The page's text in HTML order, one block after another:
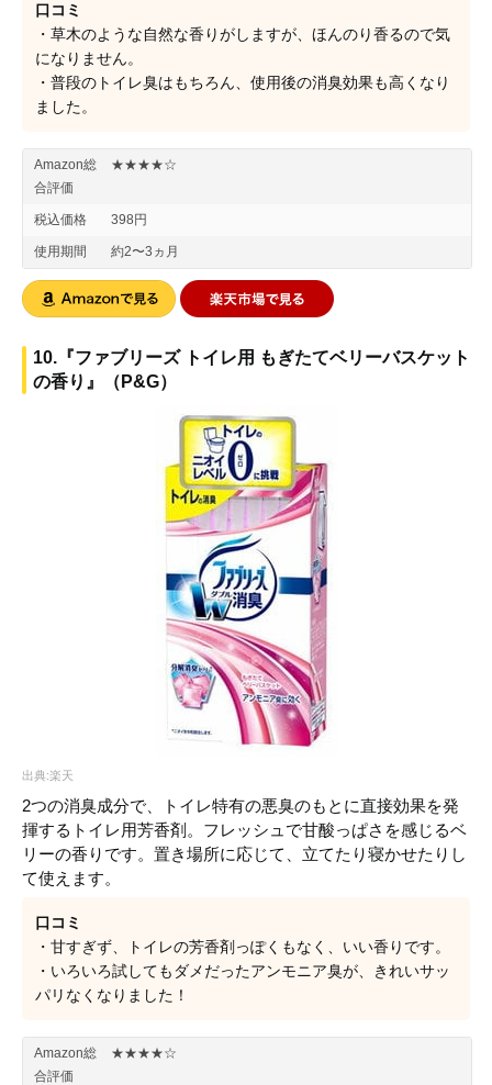
口コミ
・草木のような自然な香りがしますが、ほんのり香るので気
になりません。
・普段のトイレ臭はもちろん、使用後の消臭効果も高くなり
ました。
Amazon総
合評価
★★★★☆
税込価格 398円
使用期間 約2〜3ヵ月
10.『ファブリーズ トイレ用 もぎたてベリーバスケット
の香り』（P&G）
出典:楽天
2つの消臭成分で、トイレ特有の悪臭のもとに直接効果を発
揮するトイレ用芳香剤。フレッシュで甘酸っぱさを感じるベ
リーの香りです。置き場所に応じて、立てたり寝かせたりし
て使えます。
口コミ
・甘すぎず、トイレの芳香剤っぽくもなく、いい香りです。
・いろいろ試してもダメだったアンモニア臭が、きれいサッ
パリなくなりました！
Amazon総
合評価
★★★★☆